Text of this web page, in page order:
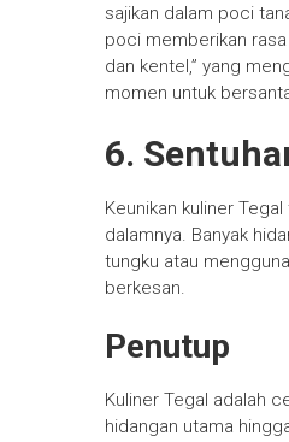
sajikan dalam poci
poci memberikan rasa
dan kentel,” yang
momen untuk
6.
Keunikan kuliner
dalamnya. Banyak
tungku atau
berkesan.
Penutup
Kuliner Tegal adalah
hidangan utama